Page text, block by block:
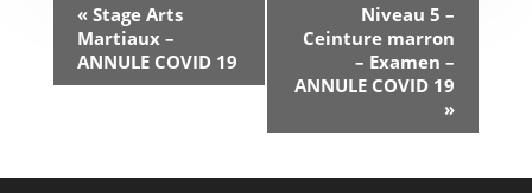
«Stage Arts
Martiaux –
ANNULE COVID 19
Niveau 5 –
Ceinture marron
– Examen –
ANNULE COVID 19
»